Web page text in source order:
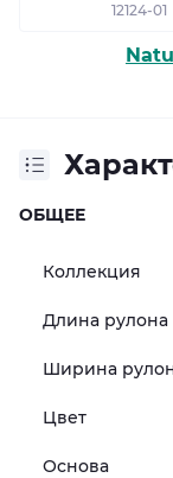
12124-01
ОБЩЕЕ
Коллекция
Длина рулона
Ширина
Цвет
Основа